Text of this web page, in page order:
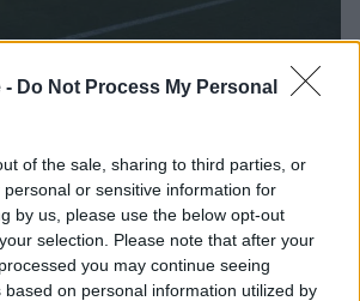
- Do Not Process My Personal
of the sale, sharing to third parties, or
or sensitive information for
by us, please use the below opt-out
selection. Please note that after your
you may continue seeing
based on personal information utilized by
1: la cronaca dettagliata
5 agosto 2026